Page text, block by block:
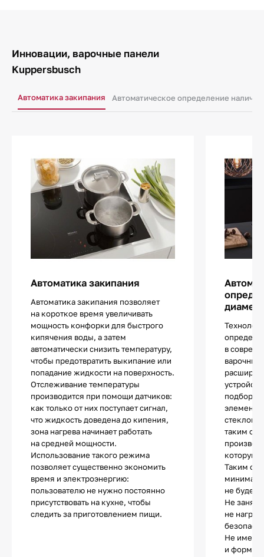
Инновации, варочные панели
Kuppersbusch
Автоматика закипания Автоматическое определение
Автоматика закипания
Автоматика закипания позволяет
на короткое время увеличивать
мощность конфорки для быстрого
кипячения воды, а затем
автоматически снизить температуру,
чтобы предотвратить выкипание или
попадание жидкости на поверхность.
Отслеживание температуры
производится при помощи датчиков:
как только от них поступает сигнал,
что жидкость доведена до кипения,
зона нагрева начинает работать
на средней мощности.
Использование такого режима
позволяет существенно экономить
время и электроэнергию:
пользователю не нужно постоянно
присутствовать на кухне, чтобы
следить за приготовлением пищи.
в
варочных
подбор
элементы
таким
которую
Таким
не будет
Не
не
Не имеет
и форма